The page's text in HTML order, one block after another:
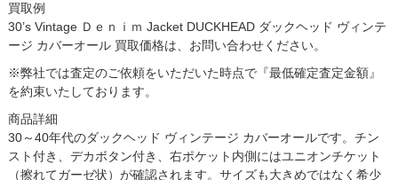
買取例
30’s Vintage Ｄｅｎｉｍ Jacket DUCKHEAD ダックヘッド ヴィンテ
ージ カバーオール 買取価格は、お問い合わせください。
※弊社では査定のご依頼をいただいた時点で『最低確定査定金額』
を約束いたしております。
商品詳細
30～40年代のダックヘッド ヴィンテージ カバーオールです。チン
スト付き、デカボタン付き、右ポケット内側にはユニオンチケット
（擦れてガーゼ状）が確認されます。サイズも大きめではなく希少